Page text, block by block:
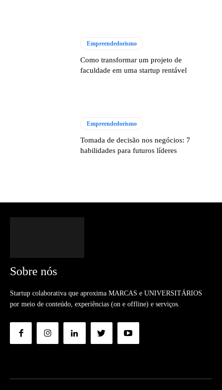
Empreendedorismo
Como transformar um projeto de
faculdade em uma startup rentável
Empreendedorismo
Tomada de decisão nos negócios: 7
habilidades para futuros líderes
Sobre nós
Startup colaborativa que aproxima MARCAS e UNIVERSITÁRIOS
por meio de conteúdo, experiências (on e offline) e serviços.